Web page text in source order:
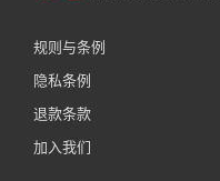
规则与条例
隐私条例
退款条款
加入我们